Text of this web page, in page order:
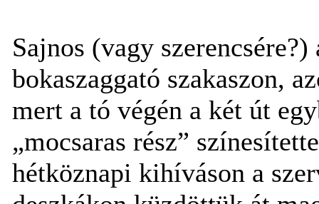
Sajnos (vagy
bokaszaggató szakaszon,
mert a tó végén a két út
„mocsaras rész”
hétköznapi kihíváson a